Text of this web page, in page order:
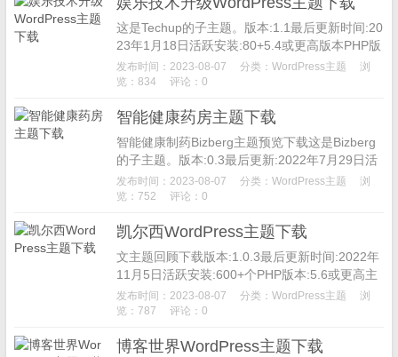
这是Techup的子主题。版本:1.1最后更新时间:20
23年1月18日活跃安装:80+5.4或更高版本PHP版
本:5.6或更高主题主页免费WP主题。娱乐-t...
发布时间：2023-08-07 分类： WordPress主题
浏
览：834
评论：0
智能健康药房主题下载
智能健康制药Bizberg主题预览下载这是Bizberg
的子主题。版本:0.3最后更新:2022年7月29日活
跃安装:500+PHP版本:5.6或更高主题主页...
发布时间：2023-08-07 分类： WordPress主题
浏
览：752
评论：0
凯尔西WordPress主题下载
文主题回顾下载版本:1.0.3最后更新时间:2022年
11月5日活跃安装:600+个PHP版本:5.6或更高主
题主页Kelsey是我们第一个免费的多用途深色
W...
发布时间：2023-08-07 分类： WordPress主题
浏
览：787
评论：0
博客世界WordPress主题下载